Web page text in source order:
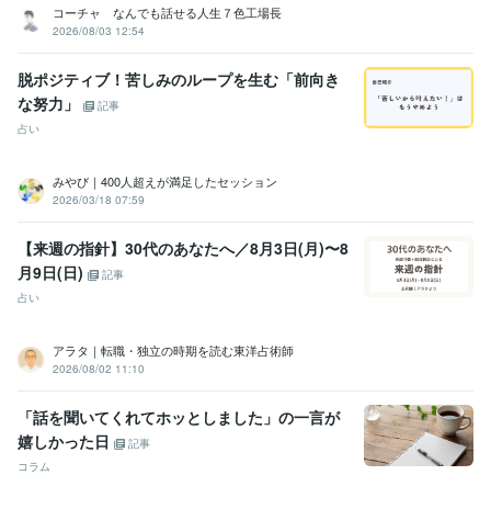
コーチャ なんでも話せる人生７色工場長
2026/08/03 12:54
脱ポジティブ！苦しみのループを生む「前向き
な努力」
記事
占い
みやび｜400人超えが満足したセッション
2026/03/18 07:59
【来週の指針】30代のあなたへ／8月3日(月)〜8
月9日(日)
記事
占い
アラタ｜転職・独立の時期を読む東洋占術師
2026/08/02 11:10
「話を聞いてくれてホッとしました」の一言が
嬉しかった日
記事
コラム